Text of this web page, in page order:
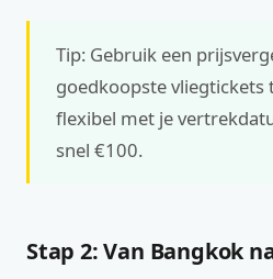
Tip: Gebruik een
goedkoopste vliegtickets
flexibel met je
snel €100.
Stap 2: Van Bangkok